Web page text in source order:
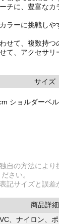
チに、豊富なカ
ラーに挑戦しや
せて、複数持つ
て、アクセサリ
サイズ
ショルダーベ
自の方法により
さい。
記サイズと誤差
商品詳細
、ナイロン、